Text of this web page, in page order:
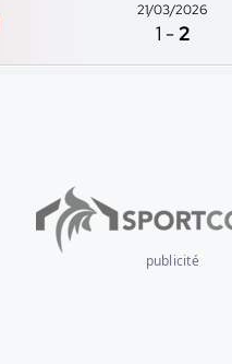
21/03/2026
1 -2
publicité